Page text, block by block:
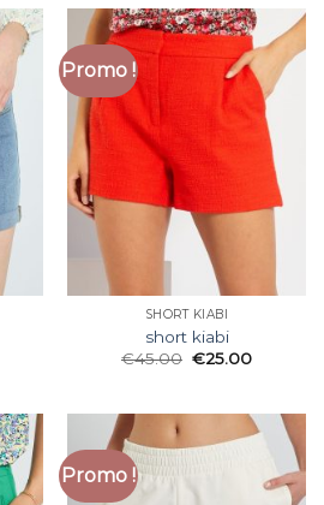
Promo !
SHORT KIABI
short kiabi
€45.00 €25.00
Promo !